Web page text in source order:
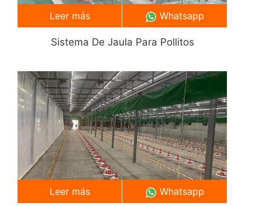
Sistema De Jaula Para Pollitos
Leer más Whatsapp
Leer más Whatsapp